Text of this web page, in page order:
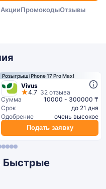
АкцииПромокодыОтзывы
Розыгрыш iPhone 17 Pro Max!
Vivus
4.7 32 отзыва
Сумма
10000 - 300000 ₸
Срок
до 21 дня
Одобрение
очень высокое
Подать заявку
Быстрые